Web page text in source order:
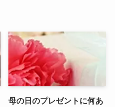
母の日のプレゼントに何あ